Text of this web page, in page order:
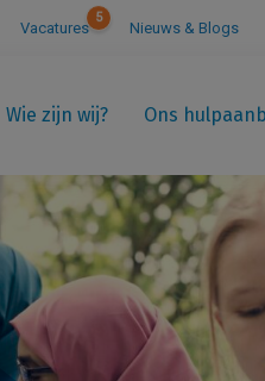
Vacatures
5
Nieuws & Blogs
Wie zijn wij? Ons